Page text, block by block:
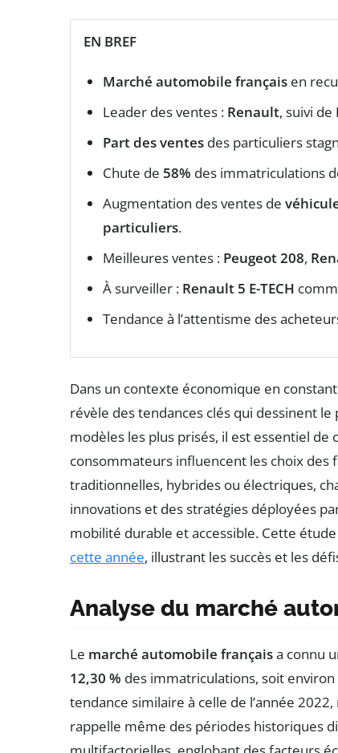
EN BREF
Marché automobile français en
Leader des ventes : Renault, suivi de
Part des ventes des particuliers
Chute de 58% des immatriculations
Augmentation des ventes de
particuliers.
Meilleures ventes : Peugeot 208,
À surveiller : Renault 5 E-TECH
Tendance à l’attentisme des
Dans un contexte économique en
révèle des tendances clés qui dessinent
modèles les plus prisés, il est essentiel
consommateurs influencent les choix
traditionnelles, hybrides ou électriques,
innovations et des stratégies déployées
mobilité durable et accessible. Cette
cette année, illustrant les succès et les
Analyse du marché
Le marché automobile françaisa connu
12,30 % des immatriculations, soit environ
tendance similaire à celle de l’année
rappelle même des périodes historiques